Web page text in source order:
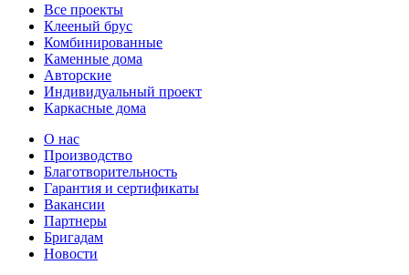
Все проекты
Клееный брус
Комбинированные
Каменные дома
Авторские
Индивидуальный проект
Каркасные дома
О нас
Производство
Благотворительность
Гарантия и сертификаты
Вакансии
Партнеры
Бригадам
Новости